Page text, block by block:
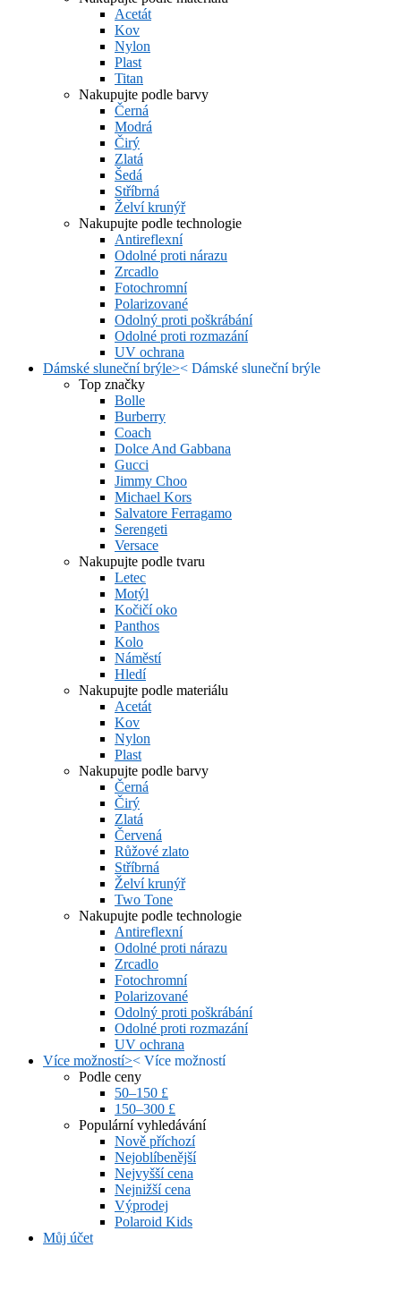
Acetát
Kov
Nylon
Plast
Titan
Nakupujte podle barvy
Černá
Modrá
Čirý
Zlatá
Šedá
Stříbrná
Želví krunýř
Nakupujte podle technologie
Antireflexní
Odolné proti nárazu
Zrcadlo
Fotochromní
Polarizované
Odolný proti poškrábání
Odolné proti rozmazání
UV ochrana
Dámské sluneční brýle>< Dámské sluneční brýle
Top značky
Bolle
Burberry
Coach
Dolce And Gabbana
Gucci
Jimmy Choo
Michael Kors
Salvatore Ferragamo
Serengeti
Versace
Nakupujte podle tvaru
Letec
Motýl
Kočičí oko
Panthos
Kolo
Náměstí
Hledí
Nakupujte podle materiálu
Acetát
Kov
Nylon
Plast
Nakupujte podle barvy
Černá
Čirý
Zlatá
Červená
Růžové zlato
Stříbrná
Želví krunýř
Two Tone
Nakupujte podle technologie
Antireflexní
Odolné proti nárazu
Zrcadlo
Fotochromní
Polarizované
Odolný proti poškrábání
Odolné proti rozmazání
UV ochrana
Více možností>< Více možností
Podle ceny
50–150 £
150–300 £
Populární vyhledávání
Nově příchozí
Nejoblíbenější
Nejvyšší cena
Nejnižší cena
Výprodej
Polaroid Kids
Můj účet